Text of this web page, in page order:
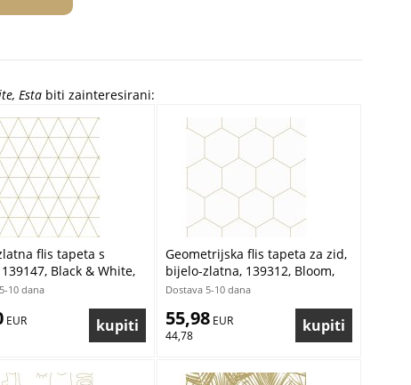
Estabiti zainteresirani:
flis tapeta s
Black & White,
10 dana
EUR
Geometrijska flis tapeta za zid,
bijelo-zlatna, 139312, Bloom,
Esta Home
Dostava 5-10 dana
55,98 EUR
44,78